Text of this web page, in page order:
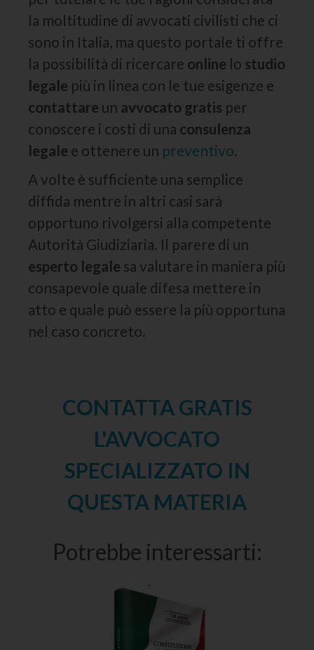
la moltitudine di avvocati civilisti che ci
sono in Italia, ma questo portale ti offre
la possibilità di ricercare online lo studio
legale più in linea con le tue esigenze e
contattare un avvocato gratis per
conoscere i costi di una consulenza
legale e ottenere un preventivo.
A volte è sufficiente una semplice
diffida mentre in altri casi sarà
opportuno rivolgersi alla competente
Autorità Giudiziaria. Il parere di un
esperto legale sa valutare in maniera più
consapevole quale difesa mettere in
atto e quale può essere la più opportuna
nel caso concreto.
CONTATTA GRATIS
L'AVVOCATO
SPECIALIZZATO IN
QUESTA MATERIA
Potrebbe interessarti: